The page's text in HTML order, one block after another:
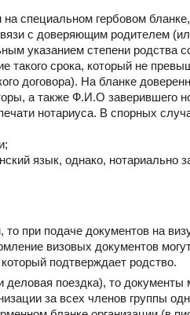
специальном гербовом
с доверяющим родителем
указанием степени родства
такого срока, который не
договора). На бланке
а также Ф.И.О заверившего
нотариуса. В спорных
язык, однако, нотариально
при подаче документов на
визовых документов
подтверждает родство.
поездка), то документы
за всех членов группы